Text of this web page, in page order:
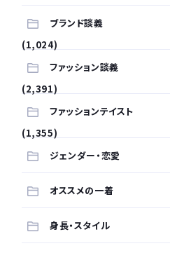
ブランド談義
(1,024)
ファッション談義
(2,391)
ファッションテイスト
(1,355)
ジェンダー・恋愛
オススメの一着
身長・スタイル